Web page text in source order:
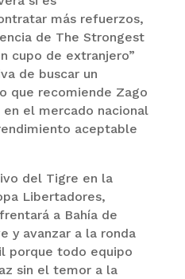
más refuerzos,
de The Strongest
cupo de extranjero”
de buscar un
que recomiende Zago
el mercado nacional
aceptable
del Tigre en la
Libertadores,
a Bahía de
y avanzar a la ronda
porque todo equipo
sin el temor a la